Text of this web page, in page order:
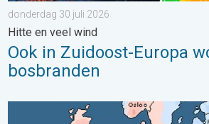
donderdag 30 juli 2026
Hitte en veel wind
Ook in Zuidoost-Europa
bosbranden
Grote weersverschillen in juli.